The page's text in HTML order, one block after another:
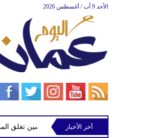
الأحد 9 آب / أغسطس 2026
الصين تغلق المدارس أخر الأخبار